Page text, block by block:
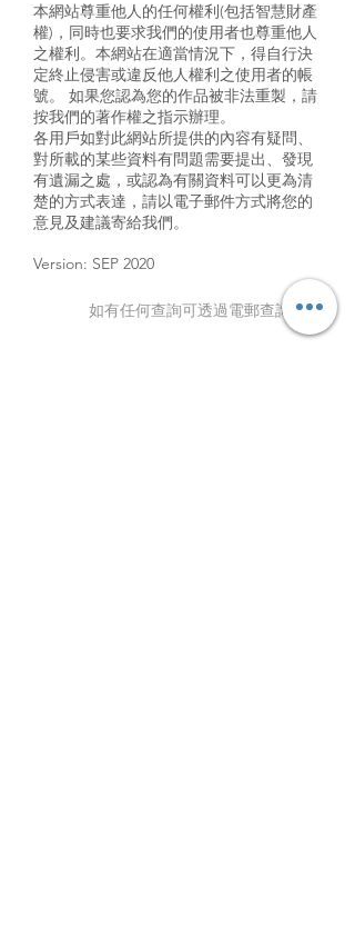
本網站尊重他人的任何權利(包括智慧財產
權)，同時也要求我們的使用者也尊重他人
之權利。本網站在適當情況下，得自行決
定終止侵害或違反他人權利之使用者的帳
號。 如果您認為您的作品被非法重製，請
按我們的著作權之指示辦理。
各用戶如對此網站所提供的內容有疑問、
對所載的某些資料有問題需要提出、發現
有遺漏之處，或認為有關資料可以更為清
楚的方式表達，請以電子郵件方式將您的
意見及建議寄給我們。
Version: SEP 2020
如有任何查詢可透過電郵查詢